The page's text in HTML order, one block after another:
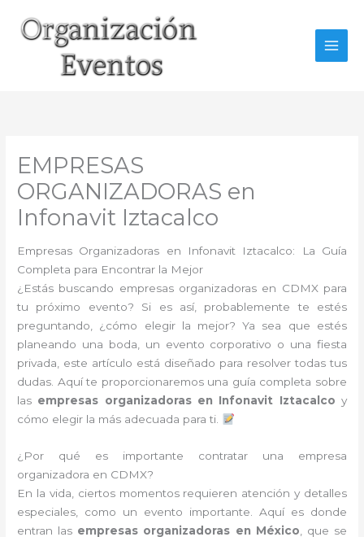
contenido
EMPRESAS
ORGANIZADORAS en
Infonavit Iztacalco
Empresas Organizadoras en Infonavit Iztacalco: La Guía
Completa para Encontrar la Mejor
¿Estás buscando empresas organizadoras en CDMX para
tu próximo evento? Si es así, probablemente te estés
preguntando, ¿cómo elegir la mejor? Ya sea que estés
planeando una boda, un evento corporativo o una fiesta
privada, este artículo está diseñado para resolver todas tus
dudas. Aquí te proporcionaremos una guía completa sobre
las empresas organizadoras en Infonavit Iztacalco y
cómo elegir la más adecuada para ti.
¿Por qué es importante contratar una empresa
organizadora en CDMX?
En la vida, ciertos momentos requieren atención y detalles
especiales, como un evento importante. Aquí es donde
entran las empresas organizadoras en México , que se